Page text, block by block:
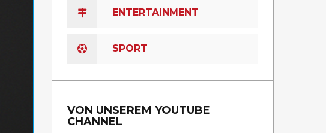
ENTERTAINMENT
SPORT
VON UNSEREM YOUTUBE
CHANNEL